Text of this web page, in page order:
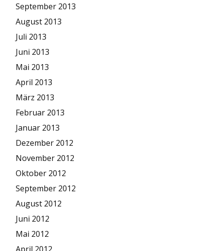
September 2013
August 2013
Juli 2013
Juni 2013
Mai 2013
April 2013
März 2013
Februar 2013
Januar 2013
Dezember 2012
November 2012
Oktober 2012
September 2012
August 2012
Juni 2012
Mai 2012
April 2012